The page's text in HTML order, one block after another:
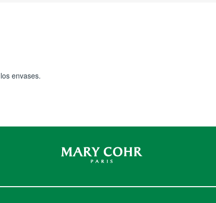
envases.